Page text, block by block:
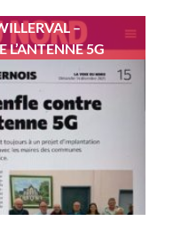
–
L’ANTENNE 5G